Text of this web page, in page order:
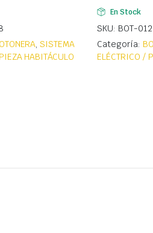
,SISTEMA
HABITÁCULO
En Stock
SKU: BOT-012
Categoría:
ELÉCTRICO /